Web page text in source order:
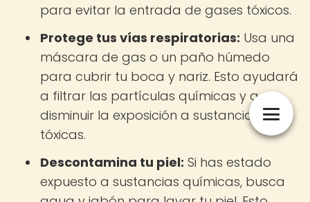
para evitar la entrada de gases tóxicos.
Protege tus vías respiratorias: Usa una
máscara de gas o un paño húmedo
para cubrir tu boca y nariz. Esto ayudará
a filtrar las partículas químicas y a
disminuir la exposición a sustancias
tóxicas.
Descontamina tu piel: Si has estado
expuesto a sustancias químicas, busca